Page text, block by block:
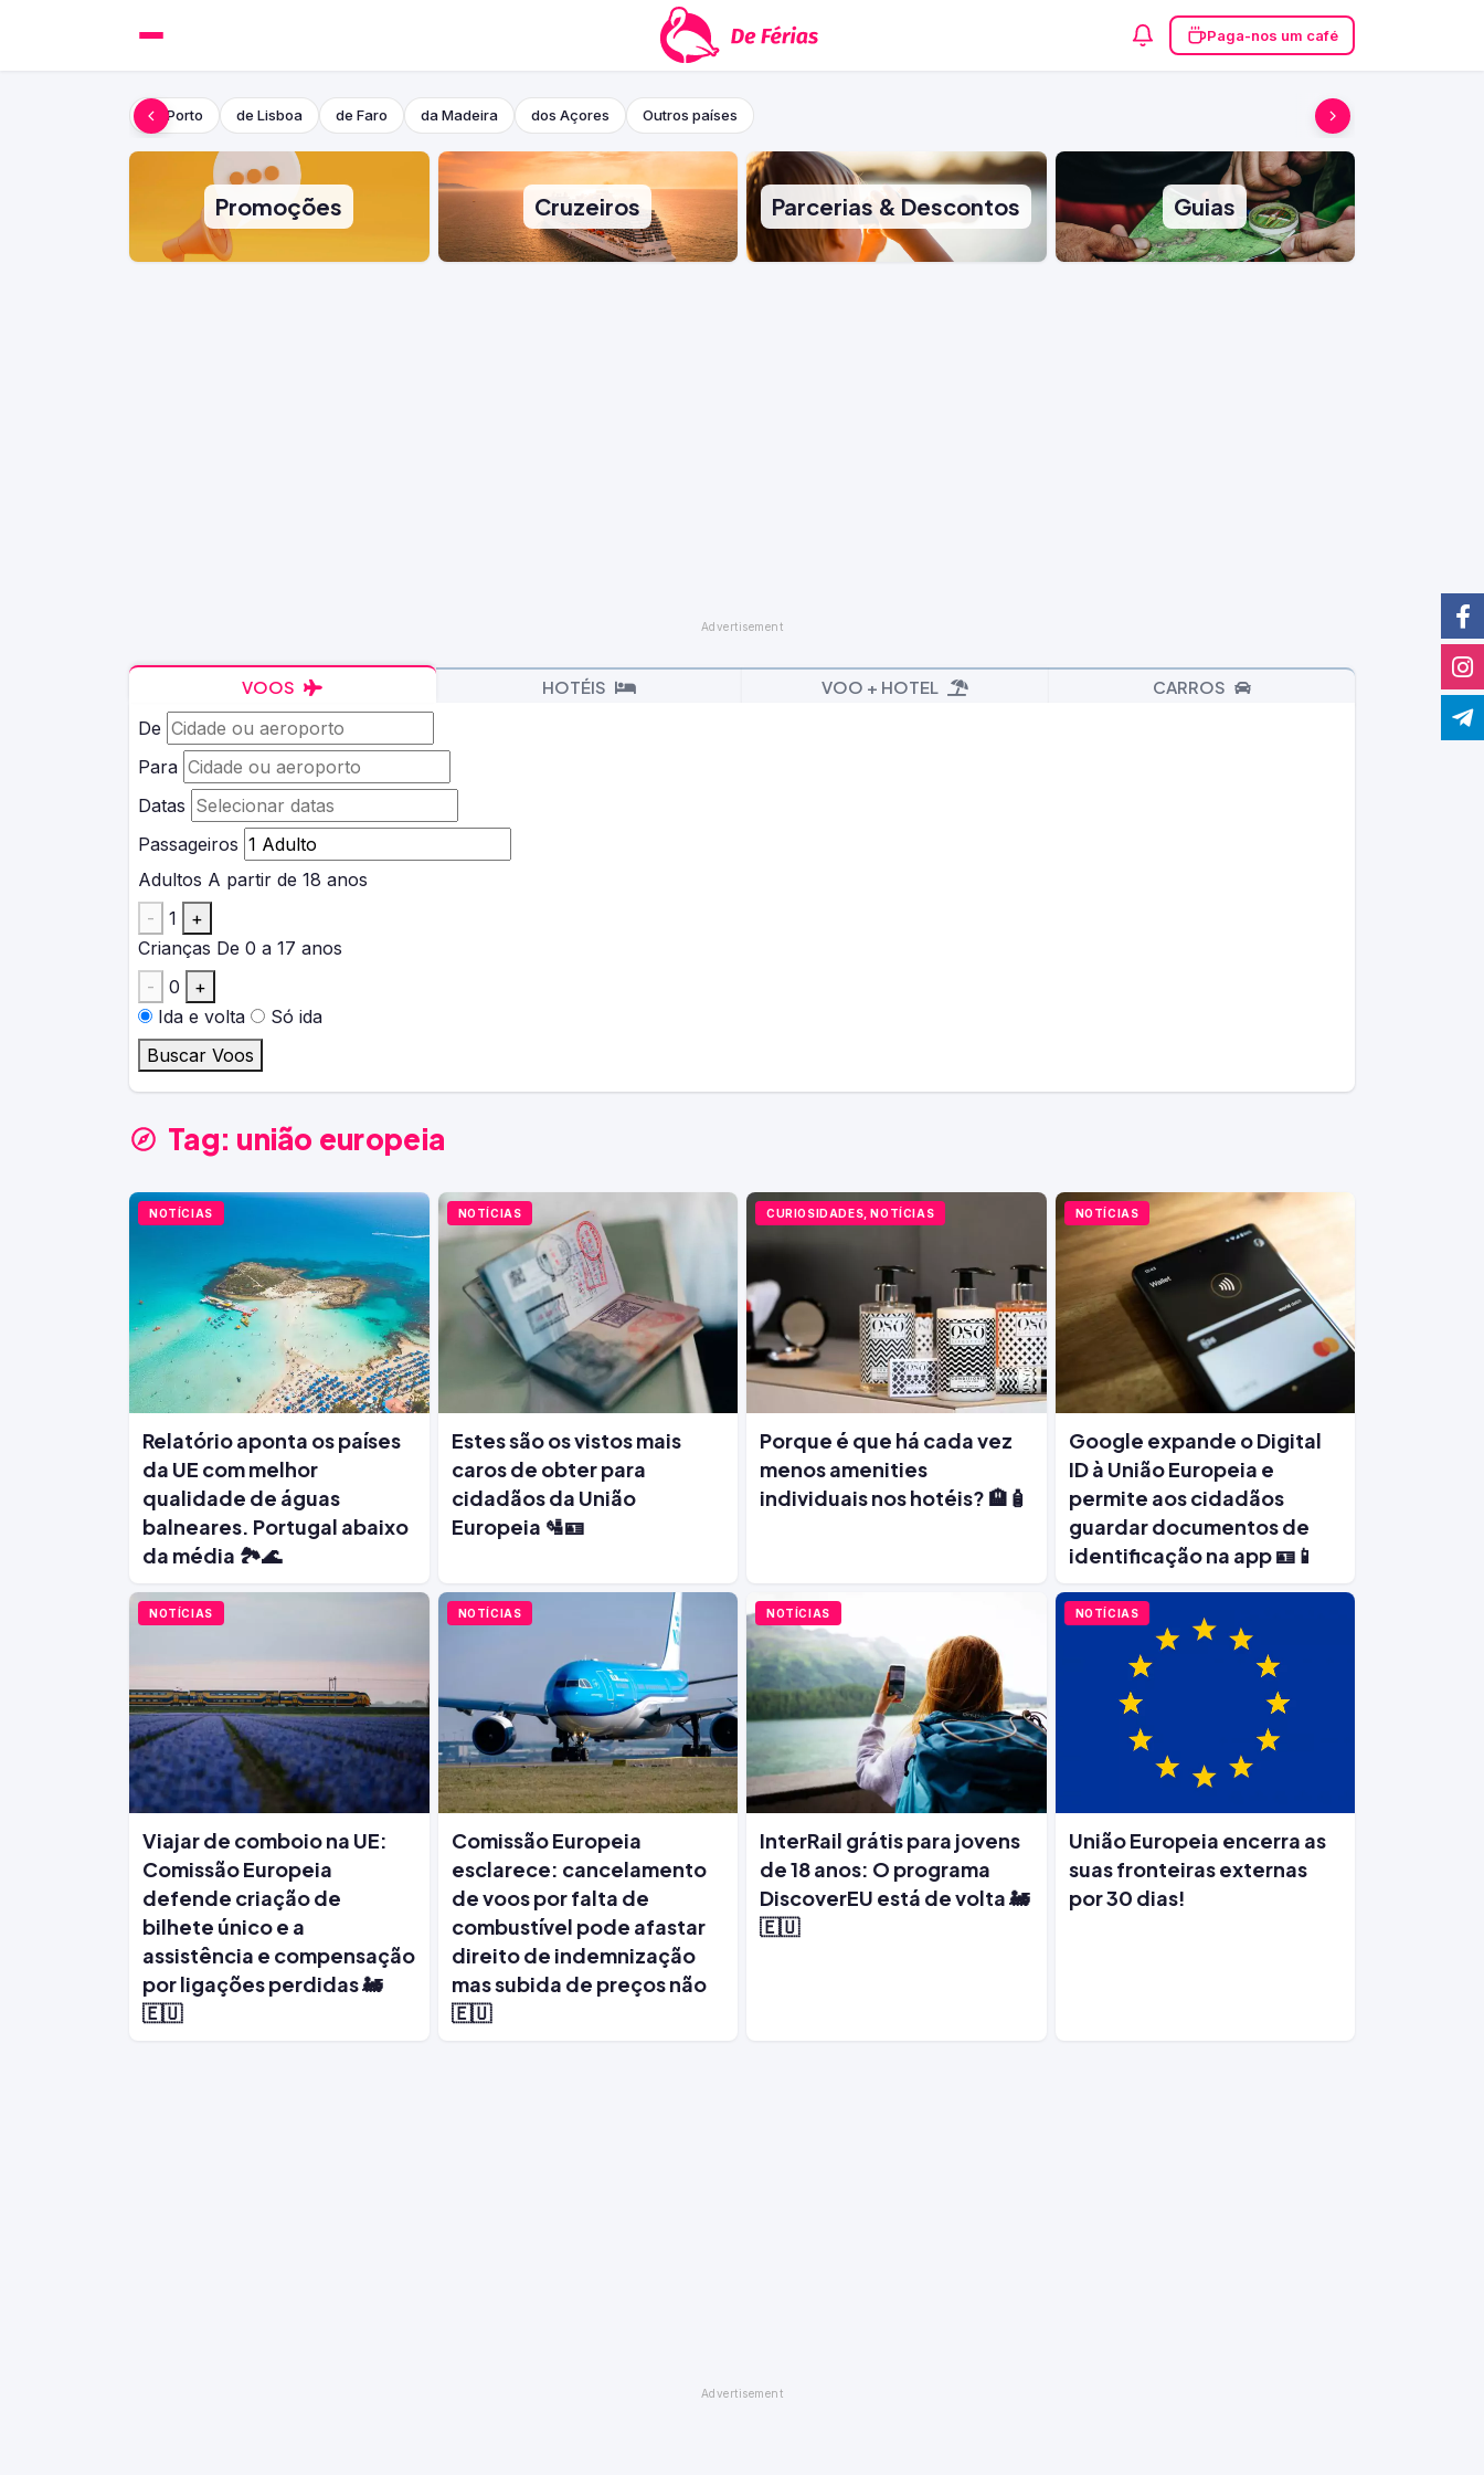
Paga-nos um café
do Porto de Lisboa de Faro da Madeira dos Açores Outros países
Promoções Cruzeiros Parcerias & Descontos Guias
VOOS HOTÉIS VOO + HOTEL CARROS
De
Para
Datas
Passageiros
Adultos A partir de 18 anos
-
1
+
Crianças De 0 a 17 anos
-
0
+
Ida e volta
Só ida
Buscar Voos
Tag: união europeia
NOTÍCIAS
Relatório aponta os países
da UE com melhor
qualidade de águas
balneares. Portugal abaixo
da média 🏞️🌊
NOTÍCIAS
Estes são os vistos mais
caros de obter para
cidadãos da União
Europeia 🛂🪪
CURIOSIDADES, NOTÍCIAS
Porque é que há cada vez
menos amenities
individuais nos hotéis? 🏨🧴
NOTÍCIAS
Google expande o Digital
ID à União Europeia e
permite aos cidadãos
guardar documentos de
identificação na app 🪪📱
NOTÍCIAS
Viajar de comboio na UE:
Comissão Europeia
defende criação de
bilhete único e a
assistência e compensação
por ligações perdidas 🚂
🇪🇺
NOTÍCIAS
Comissão Europeia
esclarece: cancelamento
de voos por falta de
combustível pode afastar
direito de indemnização
mas subida de preços não
🇪🇺
NOTÍCIAS
InterRail grátis para jovens
de 18 anos: O programa
DiscoverEU está de volta 🚂
🇪🇺
NOTÍCIAS
União Europeia encerra as
suas fronteiras externas
por 30 dias!